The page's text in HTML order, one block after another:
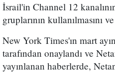
İsrail'in Channel 12
gruplarının kullanılmasını
New York Times'ın mart
tarafından onaylandı ve
yayınlanan haberlerde,